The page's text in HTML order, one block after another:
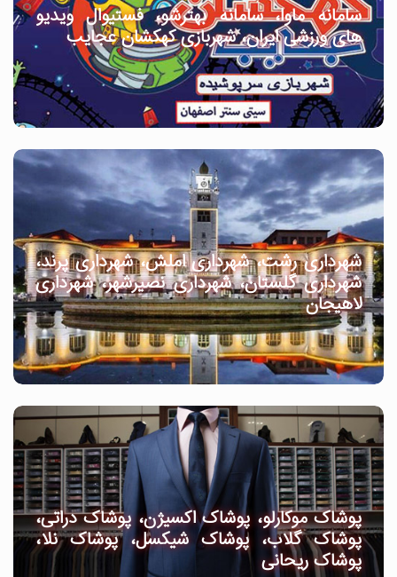
سامانه ماوا، سامانه بهترشو، فستیوال ویدیو
های ورزشی ایران، شهربازی کهکشان عجایب
شهرداری رشت، شهرداری املش، شهرداری پرند،
شهرداری گلستان، شهرداری نصیرشهر، شهرداری
لاهیجان
پوشاک موکارلو، پوشاک اکسیژن، پوشاک دراتی،
پوشاک گلاب، پوشاک شیکسل، پوشاک نلا،
پوشاک ریحانی